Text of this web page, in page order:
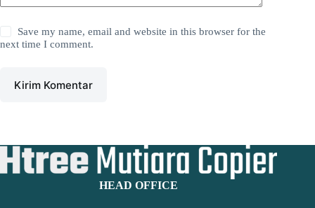
Save my name, email and website in this browser for the
next time I comment.
Kirim Komentar
HEAD OFFICE